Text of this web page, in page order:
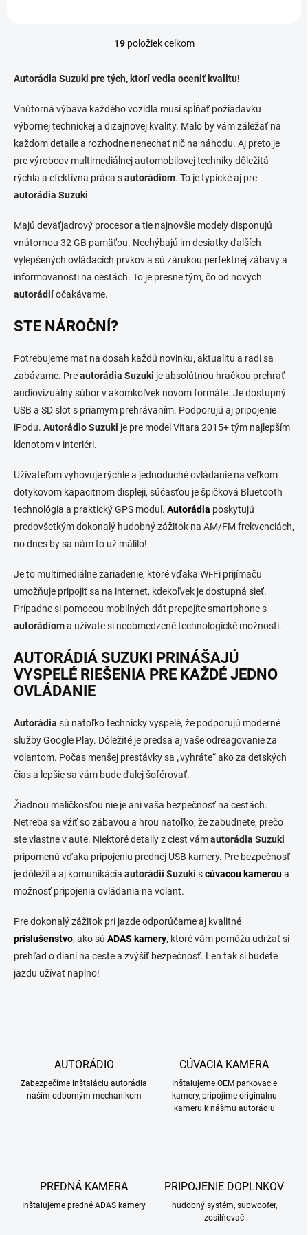
O
l
a
c
i
p
r
v
ý
p
i
s
19položiek celkom
Autorádia Suzuki pre tých, ktorí vedia oceniť kvalitu!
Vnútorná výbava každého vozidla musí spĺňať požiadavku
výbornej technickej a dizajnovej kvality. Malo by vám záležať na
každom detaile a rozhodne nenechať nič na náhodu. Aj preto je
pre výrobcov multimediálnej automobilovej techniky dôležitá
rýchla a efektívna práca sautorádiom. To je typické aj pre
autorádia Suzuki.
Majú deväťjadrový procesor a tie najnovšie modely disponujú
vnútornou 32 GB pamäťou. Nechýbajú im desiatky ďalších
vylepšených ovládacích prvkov a sú zárukou perfektnej zábavy a
informovanosti na cestách. To je presne tým, čo od nových
autorádiíočakávame.
STE NÁROČNÍ?
Potrebujeme mať na dosah každú novinku, aktualitu a radi sa
zabávame. Preautorádia Suzuki je absolútnou hračkou prehrať
audiovizuálny súbor v akomkoľvek novom formáte. Je dostupný
USB a SD slot s priamym prehrávaním. Podporujú aj pripojenie
iPodu. Autorádio Suzuki je pre model Vitara 2015+ tým najlepším
klenotom v interiéri.
Užívateľom vyhovuje rýchle a jednoduché ovládanie na veľkom
dotykovom kapacitnom displeji, súčasťou je špičková Bluetooth
technológia a praktický GPS modul. Autorádia poskytujú
predovšetkým dokonalý hudobný zážitok na AM/FM frekvenciách,
no dnes by sa nám to už málilo!
Je to multimediálne zariadenie, ktoré vďaka Wi-Fi prijímaču
umožňuje pripojiť sa na internet, kdekoľvek je dostupná sieť.
Prípadne si pomocou mobilných dát prepojíte smartphone s
autorádioma užívate si neobmedzené technologické možnosti.
AUTORÁDIÁ SUZUKI PRINÁŠAJÚ
VYSPELÉ RIEŠENIA PRE KAŽDÉ JEDNO
OVLÁDANIE
Autorádia sú natoľko technicky vyspelé, že podporujú moderné
služby Google Play. Dôležité je predsa aj vaše odreagovanie za
volantom. Počas menšej prestávky sa „vyhráte“ ako za detských
čias a lepšie sa vám bude ďalej šoférovať.
Žiadnou maličkosťou nie je ani vaša bezpečnosť na cestách.
Netreba sa vžiť so zábavou a hrou natoľko, že zabudnete, prečo
ste vlastne v aute. Niektoré detaily z ciest vámautorádia Suzuki
pripomenú vďaka pripojeniu prednej USB kamery. Pre bezpečnosť
je dôležitá aj komunikácia autorádií Suzuki scúvacou kameroua
možnosť pripojenia ovládania na volant.
Pre dokonalý zážitok pri jazde odporúčame aj kvalitné
príslušenstvo, ako sú ADAS kamery, ktoré vám pomôžu udržať si
prehľad o dianí na ceste a zvýšiť bezpečnosť. Len tak si budete
jazdu užívať naplno!
AUTORÁDIO
Zabezpečíme inštaláciu autorádia
naším odborným mechanikom
CÚVACIA KAMERA
Inštalujeme OEM parkovacie
kamery, pripojíme originálnu
kameru k nášmu autorádiu
PREDNÁ KAMERA
Inštalujeme predné ADAS kamery
PRIPOJENIE DOPLNKOV
hudobný systém, subwoofer,
zosilňovač